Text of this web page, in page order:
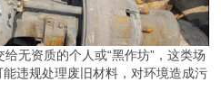
给无资质的个人或“黑作坊”，这类场
违规处理废旧材料，对环境造成污